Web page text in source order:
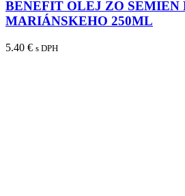
BENEFIT OLEJ ZO SEMIEN
MARIÁNSKEHO 250ML
5.40 € s DPH